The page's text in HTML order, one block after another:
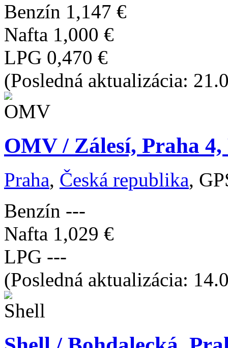
Benzín 1,147 €
Nafta 1,000 €
LPG 0,470 €
(Posledná aktualizácia:
OMV / Zálesí, Praha 4,
Praha, Česká republika,
Benzín ---
Nafta 1,029 €
LPG ---
(Posledná aktualizácia: